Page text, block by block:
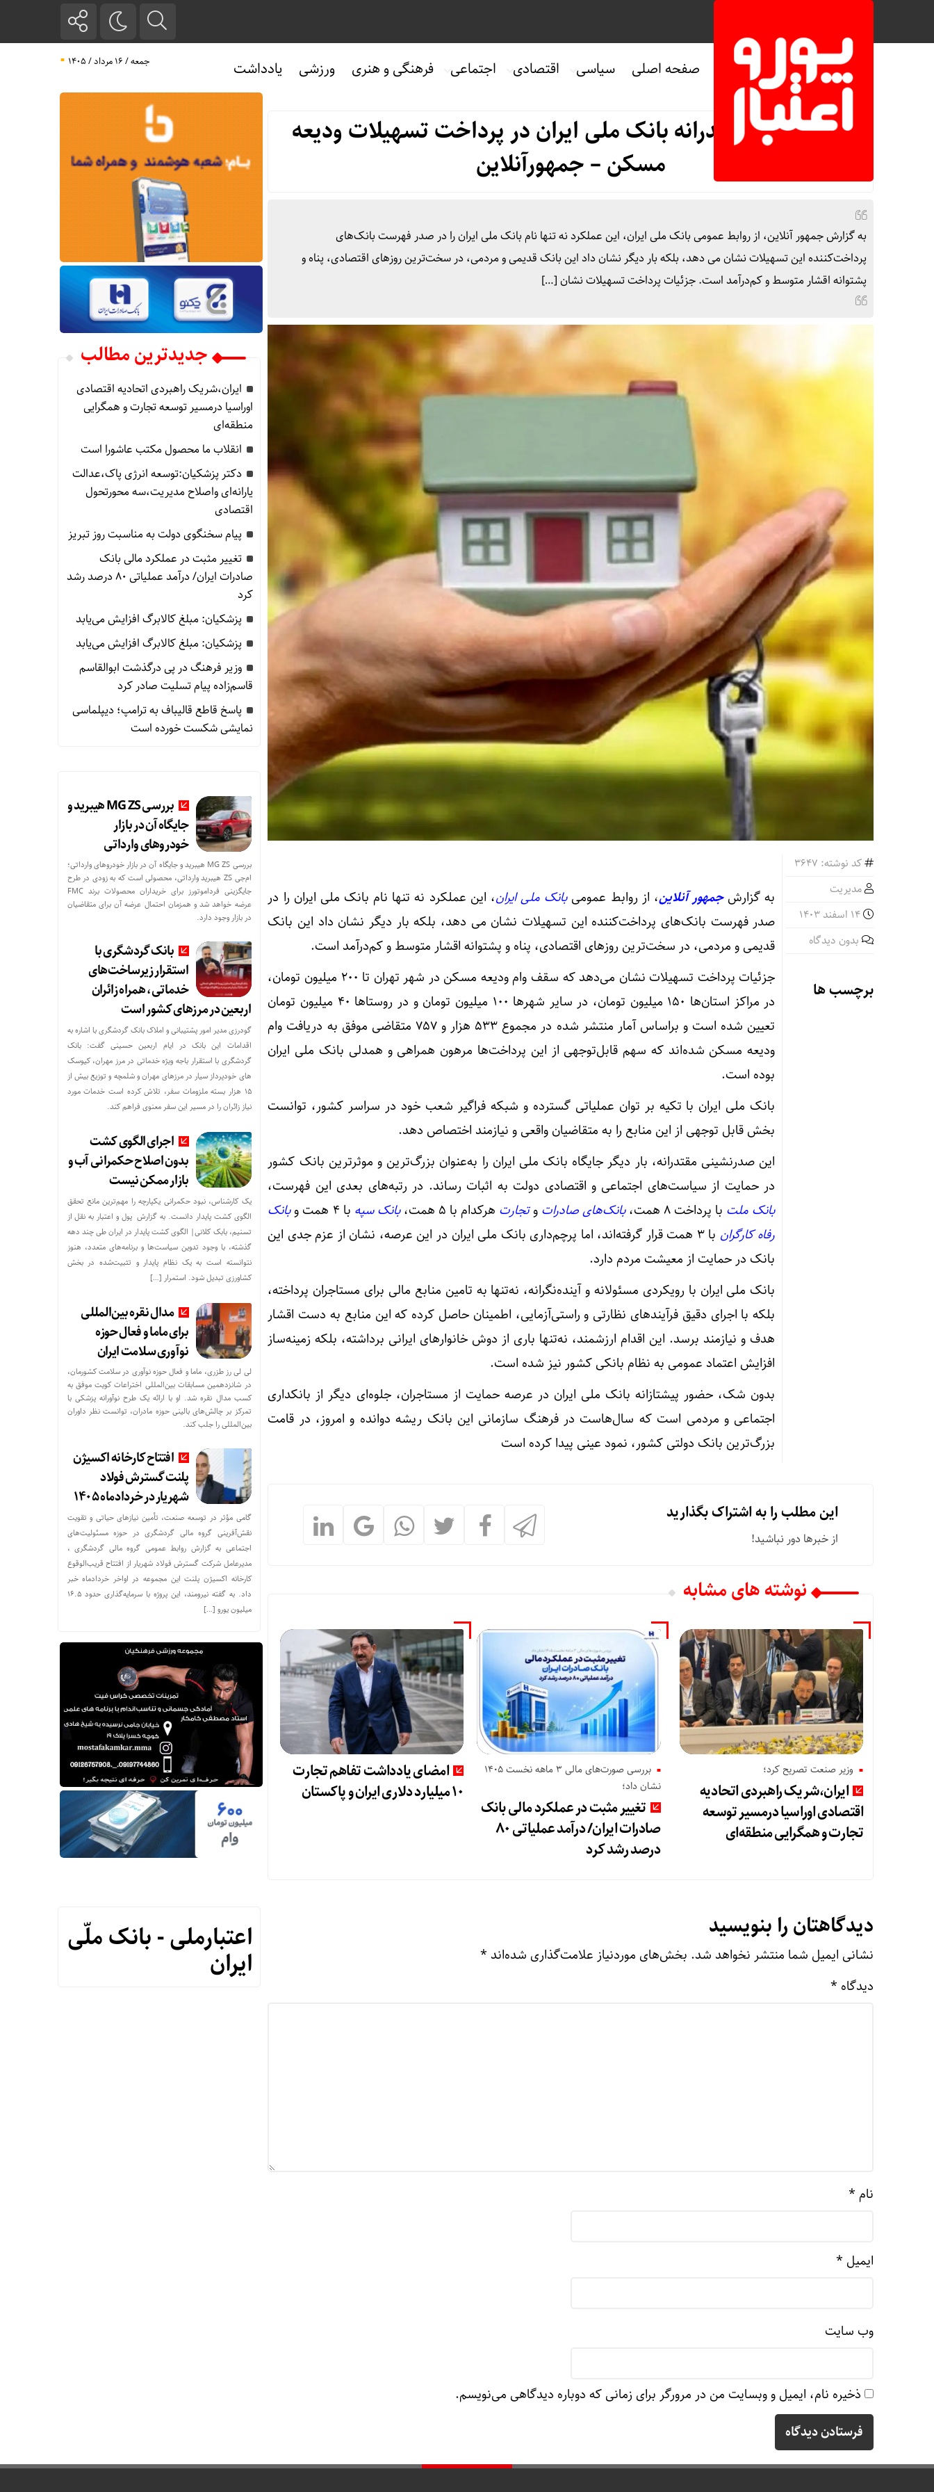
صفحه اصلی سیاسی اقتصادی اجتماعی فرهنگی و هنری ورزشی یادداشت جمعه / ۱۶ مرداد / ۱۴۰۵
صفحه نخست اقتصادی
صدرنشینی مقتدرانه بانک ملی ایران در پرداخت تسهیلات ودیعه
مسکن – جمهورآنلاین
به گزارش جمهور آنلاین، از روابط عمومی بانک ملی ایران، این عملکرد نه تنها نام بانک ملی ایران را در صدر فهرست بانک‌های
پرداخت‌کننده این تسهیلات نشان می دهد، بلکه بار دیگر نشان داد این بانک قدیمی و مردمی، در سخت‌ترین روزهای اقتصادی، پناه و
پشتوانه اقشار متوسط و کم‌درآمد است. جزئیات پرداخت تسهیلات نشان […]
کد نوشته: 3647
مدیریت
بدون دیدگاه
برچسب ها
به گزارشجمهور آنلاین، از روابط عمومیبانک ملی ایران، این عملکرد نه تنها نام بانک ملی ایران را در
صدر فهرست بانک‌های پرداخت‌کننده این تسهیلات نشان می دهد، بلکه بار دیگر نشان داد این بانک
قدیمی و مردمی، در سخت‌ترین روزهای اقتصادی، پناه و پشتوانه اقشار متوسط و کم‌درآمد است.
جزئیات پرداخت تسهیلات نشان می‌دهد که سقف وام ودیعه مسکن در شهر تهران تا ۲۰۰ میلیون تومان،
در مراکز استان‌ها ۱۵۰ میلیون تومان، در سایر شهرها ۱۰۰ میلیون تومان و در روستاها ۴۰ میلیون تومان
تعیین شده است و براساس آمار منتشر شده در مجموع ۵۳۳ هزار و ۷۵۷ متقاضی موفق به دریافت وام
ودیعه مسکن شده‌اند که سهم قابل‌توجهی از این پرداخت‌ها مرهون همراهی و همدلی بانک ملی ایران
بوده است.
بانک ملی ایران با تکیه بر توان عملیاتی گسترده و شبکه فراگیر شعب خود در سراسر کشور، توانست
بخش قابل توجهی از این منابع را به متقاضیان واقعی و نیازمند اختصاص دهد.
این صدرنشینی مقتدرانه، بار دیگر جایگاه بانک ملی ایران را به‌عنوان بزرگ‌ترین و موثرترین بانک کشور
در حمایت از سیاست‌های اجتماعی و اقتصادی دولت به اثبات رساند. در رتبه‌های بعدی این فهرست،
بانک ملت با پرداخت ۸ همت، بانک‌های صادرات وتجارت هرکدام با ۵ همت، بانک سپه با ۴ همت و
بانک
رفاه کارگران
با ۳ همت قرار گرفته‌اند، اما پرچم‌داری بانک ملی ایران در این عرصه، نشان از عزم جدی این
بانک در حمایت از معیشت مردم دارد.
بانک ملی ایران با رویکردی مسئولانه و آینده‌نگرانه، نه‌تنها به تامین منابع مالی برای مستاجران پرداخته،
بلکه با اجرای دقیق فرآیندهای نظارتی و راستی‌آزمایی، اطمینان حاصل کرده که این منابع به دست اقشار
هدف و نیازمند برسد. این اقدام ارزشمند، نه‌تنها باری از دوش خانوارهای ایرانی برداشته، بلکه زمینه‌ساز
افزایش اعتماد عمومی به نظام بانکی کشور نیز شده است.
بدون شک، حضور پیشتازانه بانک ملی ایران در عرصه حمایت از مستاجران، جلوه‌ای دیگر از بانکداری
اجتماعی و مردمی است که سال‌هاست در فرهنگ سازمانی این بانک ریشه دوانده و امروز، در قامت
بزرگ‌ترین بانک دولتی کشور، نمود عینی پیدا کرده است
این مطلب را به اشتراک بگذارید
از خبرها دور نباشید!
نوشته های مشابه
وزیر صنعت تصریح کرد؛
ایران،شریک راهبردی اتحادیه
اقتصادی اوراسیا درمسیر توسعه
تجارت و همگرایی منطقه‌ای
بررسی صورت‌های مالی 3 ماهه نخست 1405
نشان داد؛
تغییر مثبت در عملکرد مالی بانک
صادرات ایران/ درآمد عملیاتی 80
درصد رشد کرد
امضای یادداشت تفاهم تجارت
۱۰ میلیارد دلاری ایران و پاکستان
دیدگاهتان را بنویسید
نشانی ایمیل شما منتشر نخواهد شد. بخش‌های موردنیاز علامت‌گذاری شده‌اند *
دیدگاه *
نام *
ایمیل *
وب‌ سایت
ذخیره نام، ایمیل و وبسایت من در مرورگر برای زمانی که دوباره دیدگاهی می‌نویسم.
جدیدترین مطالب
ایران،شریک راهبردی اتحادیه اقتصادی
اوراسیا درمسیر توسعه تجارت و همگرایی
منطقه‌ای
انقلاب ما محصول مکتب عاشورا است
دکتر پزشکیان:توسعه انرژی پاک،عدالت
یارانه‌ای واصلاح مدیریت،سه محورتحول
اقتصادی
پیام سخنگوی دولت به مناسبت روز تبریز
تغییر مثبت در عملکرد مالی بانک
صادرات ایران/ درآمد عملیاتی 80 درصد رشد
کرد
پزشکیان: مبلغ کالابرگ افزایش می‌یابد
پزشکیان: مبلغ کالابرگ افزایش می‌یابد
وزیر فرهنگ در پی درگذشت ابوالقاسم
قاسم‌زاده پیام تسلیت صادر کرد
پاسخ قاطع قالیباف به ترامپ؛ دیپلماسی
نمایشی شکست خورده است
بررسی MG ZS هیبرید و
جایگاه آن در بازار
خودروهای وارداتی
بررسی MG ZS هیبرید و جایگاه آن در بازار خودروهای وارداتی؛
ام‌جی ZS هیبرید وارداتی، محصولی است که به زودی در طرح
جایگزینی فرداموتورز برای خریداران محصولات برند FMC
عرضه خواهد شد و همزمان احتمال عرضه آن برای متقاضیان
در بازار وجود دارد.
بانک گردشگری با
استقرار زیرساخت‌های
خدماتی، همراه زائران
اربعین در مرزهای کشور است
گودرزی مدیر امور پشتیبانی و املاک بانک گردشگری با اشاره به
اقدامات این بانک در ایام اربعین حسینی گفت: بانک
گردشگری با استقرار باجه ویژه خدماتی در مرز مهران، کیوسک
های خودپرداز سیار در مرزهای مهران و شلمچه و توزیع بیش از
۱۵ هزار بسته ملزومات سفر، تلاش کرده است خدمات مورد
نیاز زائران را در مسیر این سفر معنوی فراهم کند.
اجرای الگوی کشت
بدون اصلاح حکمرانی آب و
بازار ممکن نیست
یک کارشناس، نبود حکمرانی یکپارچه را مهم‌ترین مانع تحقق
الگوی کشت پایدار دانست. به گزارش پول و اعتبار به نقل از
تسنیم، بابک کلانی| الگوی کشت پایدار در ایران طی چند دهه
گذشته، با وجود تدوین سیاست‌ها و برنامه‌های متعدد، هنوز
نتوانسته است به یک نظام پایدار و تثبیت‌شده در بخش
کشاورزی تبدیل شود. استمرار […]
مدال نقره بین‌المللی
برای ماما و فعال حوزه
نوآوری سلامت ایران
لی لی رز طزری، ماما و فعال حوزه نوآوری در سلامت کشورمان،
در شانزدهمین مسابقات بین‌المللی اختراعات کویت موفق به
کسب مدال نقره شد. او با ارائه یک طرح نوآورانه پزشکی با
تمرکز بر چالش‌های بالینی حوزه مادران، توانست نظر داوران
بین‌المللی را جلب کند.
افتتاح کارخانه اکسیژن
پلنت گسترش فولاد
شهریار در خردادماه ۱۴۰۵
گامی مؤثر در توسعه صنعت، تأمین نیازهای حیاتی و تقویت
نقش‌آفرینی گروه مالی گردشگری در حوزه مسئولیت‌های
اجتماعی به گزارش روابط عمومی گروه مالی گردشگری ،
مدیرعامل شرکت گسترش فولاد شهریار از افتتاح قریب‌الوقوع
کارخانه اکسیژن پلنت این مجموعه در اواخر خردادماه خبر
داد. به گفته نیرومند، این پروژه با سرمایه‌گذاری حدود ۱۶.۵
میلیون یورو […]
اعتبارملی - بانک ملّی
ایران